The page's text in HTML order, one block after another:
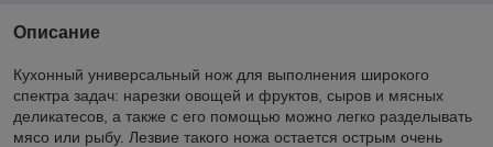
Описание
Кухонный универсальный нож для выполнения широкого
спектра задач: нарезки овощей и фруктов, сыров и мясных
деликатесов, а также с его помощью можно легко разделывать
мясо или рыбу. Лезвие такого ножа остается острым очень